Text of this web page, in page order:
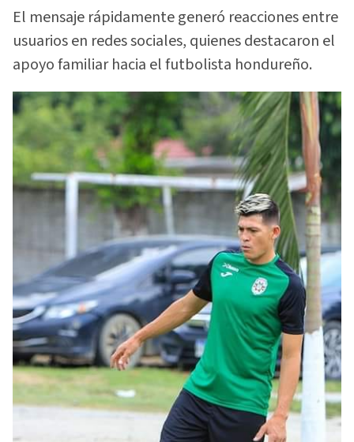
El mensaje rápidamente generó reacciones entre
usuarios en redes sociales, quienes destacaron el
apoyo familiar hacia el futbolista hondureño.